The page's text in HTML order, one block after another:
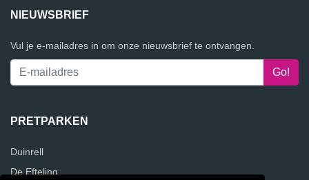
NIEUWSBRIEF
Vul je e-mailadres in om onze nieuwsbrief te ontvangen.
PRETPARKEN
Duinrell
De Efteling